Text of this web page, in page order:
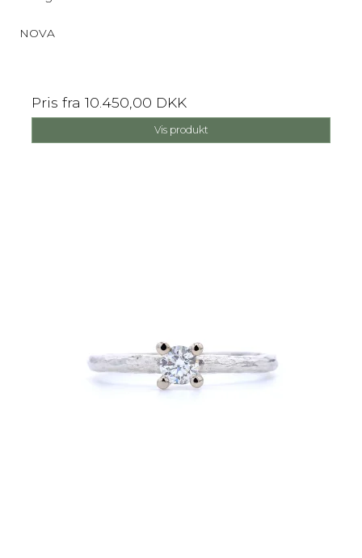
NOVA
Pris fra 10.450,00 DKK
Vis produkt